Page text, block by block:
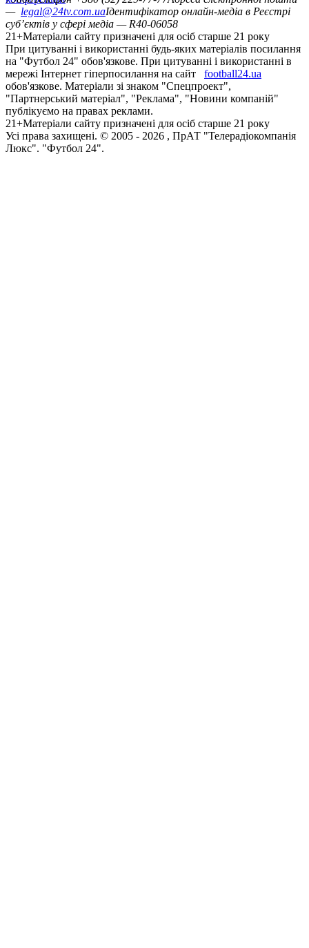
— legal@24tv.com.uaІдентифікатор онлайн-медіа в Реєстрі
суб’єктів у сфері медіа — R40-06058
21+Матеріали сайту призначені для осіб старше 21 року
При цитуванні і використанні будь-яких матеріалів посилання
на "Футбол 24" обов'язкове. При цитуванні і використанні в
мережі Інтернет гіперпосилання на сайт
football24.ua
обов'язкове. Матеріали зі знаком "Спецпроект",
"Партнерський матеріал", "Реклама", "Новини компаній"
публікуємо на правах реклами.
21+Матеріали сайту призначені для осіб старше 21 року
Усi права захищенi. © 2005 - 2026 , ПрАТ "Телерадіокомпанія
Люкс". "Футбол 24".